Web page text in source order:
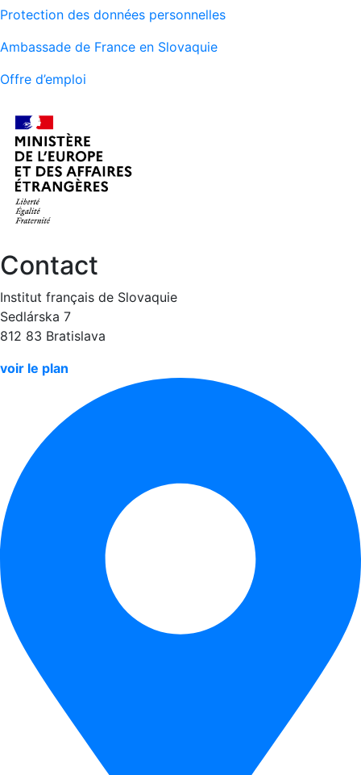
Protection des données personnelles
Ambassade de France en Slovaquie
Offre d’emploi
Contact
Institut français de Slovaquie
Sedlárska 7
812 83 Bratislava
voir le plan